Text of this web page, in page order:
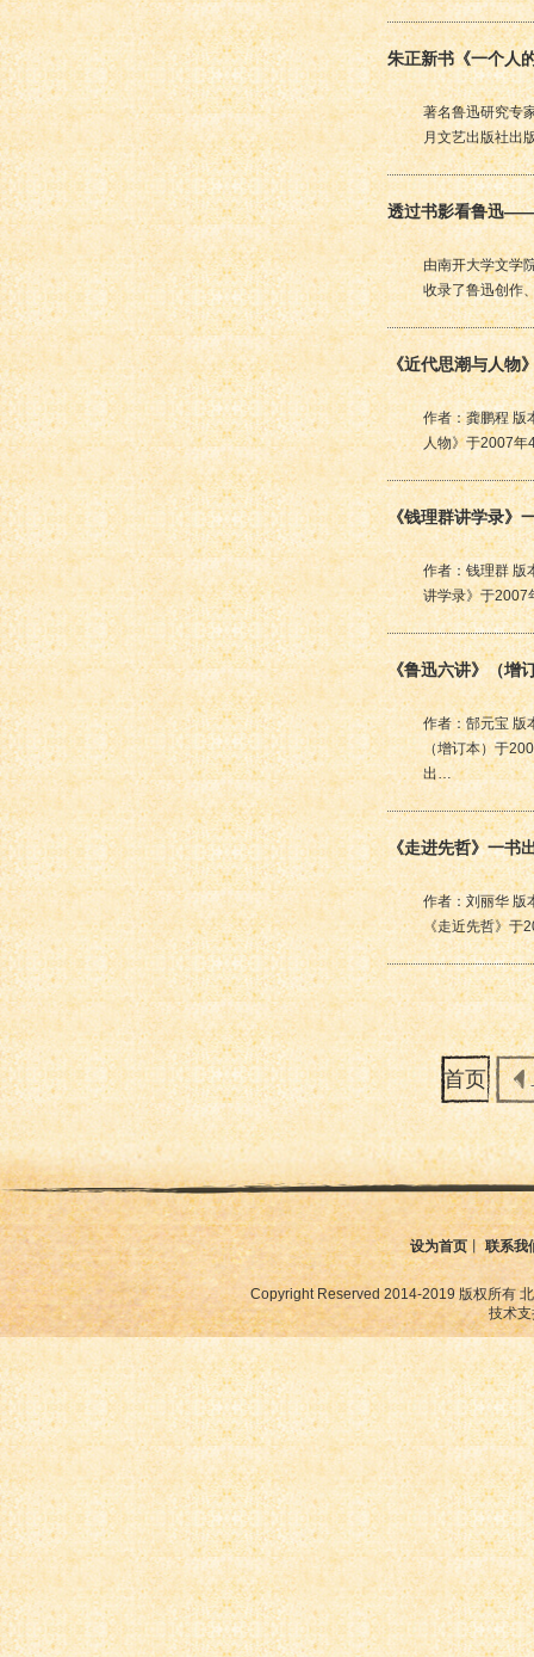
朱正新书《一个人
著名鲁迅研究专
月文艺出版社出
透过书影看鲁迅
由南开大学文学
收录了鲁迅创作
《近代思潮与人物
作者：龚鹏程 版
人物》于2007
《钱理群讲学录》
作者：钱理群 版
讲学录》于2007
《鲁迅六讲》（增
作者：郜元宝 版
（增订本）于
出…
《走进先哲》一书
作者：刘丽华 版
《走近先哲》于
首页
设为首页丨联系我
Copyright Reserved 2014-2019 版权所有
技术